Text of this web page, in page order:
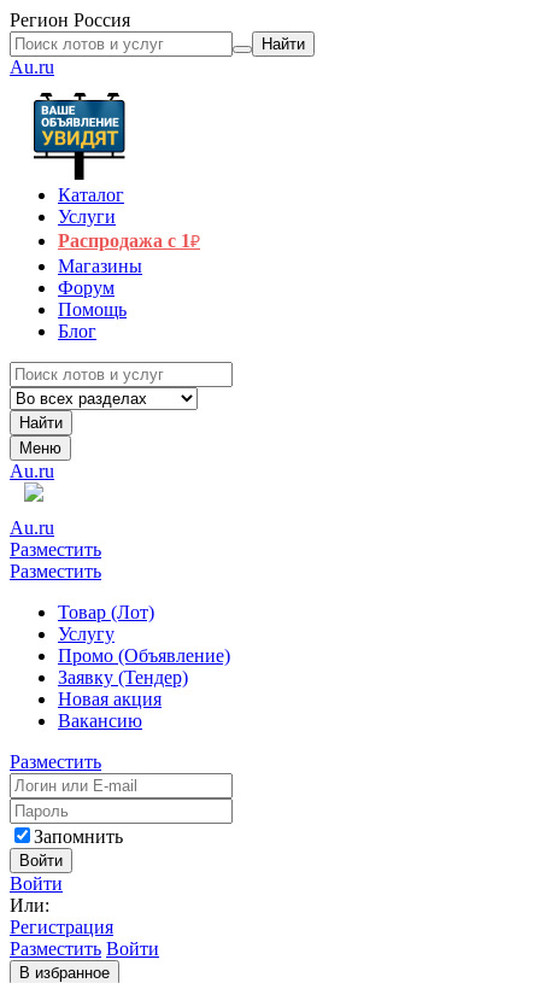
Регион Россия
Найти
Au.ru
Каталог
Услуги
Распродажа с 1₽
Магазины
Форум
Помощь
Блог
Найти
Меню
Au.ru
Au.ru
Разместить
Разместить
Товар (Лот)
Услугу
Промо (Объявление)
Заявку (Тендер)
Новая акция
Вакансию
Разместить
Запомнить
Войти
Войти
Или:
Регистрация
Разместить Войти
В избранное